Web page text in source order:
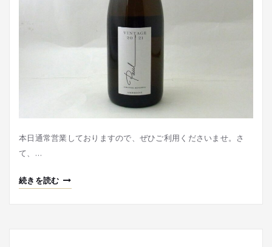
本日通常営業しておりますので、ぜひご利用くださいませ。さ
て、…
続きを読む